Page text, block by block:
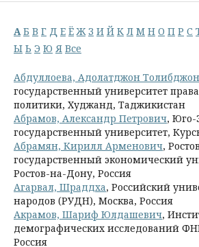
А Б В Г Д Е Ё Ж З И Й К Л М Н О П Р С
Ы Ь Э Ю Я Все
Абдуллоева, Адолатджон
государственный университет
политики, Худжанд, Таджикистан
Абрамов, Александр Петрович,
государственный университет,
Абрамян, Кирилл Арменович,
государственный экономический
Ростов-на-Дону, Россия
Агарвал, Шраддха, Российский
народов (РУДН), Москва, Россия
Акрамов, Шариф Юлдашевич,
демографических исследований
Россия